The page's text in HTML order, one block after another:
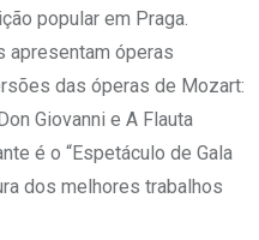
popular em Praga.
apresentam óperas
das óperas de Mozart:
Giovanni e A Flauta
é o “Espetáculo de Gala
dos melhores trabalhos